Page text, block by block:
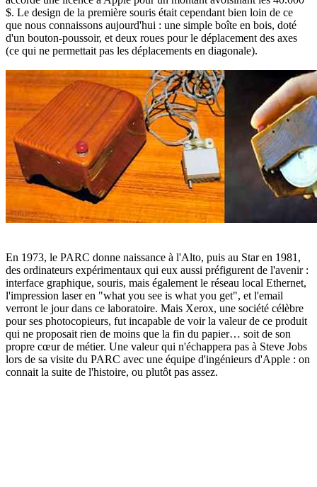
$. Le design de la première souris était cependant bien loin de ce
que nous connaissons aujourd'hui : une simple boîte en bois, doté
d'un bouton-poussoir, et deux roues pour le déplacement des axes
(ce qui ne permettait pas les déplacements en diagonale).
En 1973, le PARC donne naissance à l'Alto, puis au Star en 1981,
des ordinateurs expérimentaux qui eux aussi préfigurent de l'avenir :
interface graphique, souris, mais également le réseau local Ethernet,
l'impression laser en "what you see is what you get", et l'email
verront le jour dans ce laboratoire. Mais Xerox, une société célèbre
pour ses photocopieurs, fut incapable de voir la valeur de ce produit
qui ne proposait rien de moins que la fin du papier… soit de son
propre cœur de métier. Une valeur qui n'échappera pas à Steve Jobs
lors de sa visite du PARC avec une équipe d'ingénieurs d'Apple : on
connait la suite de l'histoire, ou plutôt pas assez.